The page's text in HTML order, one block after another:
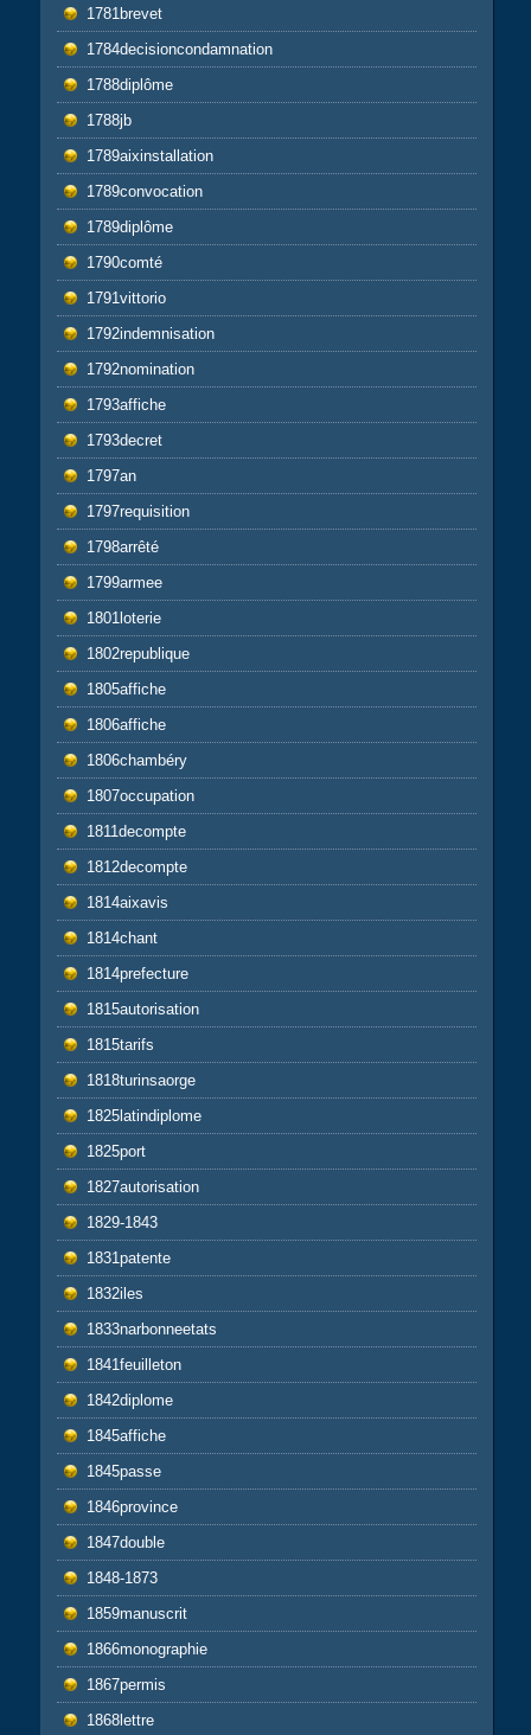
1781brevet
1784decisioncondamnation
1788diplôme
1788jb
1789aixinstallation
1789convocation
1789diplôme
1790comté
1791vittorio
1792indemnisation
1792nomination
1793affiche
1793decret
1797an
1797requisition
1798arrêté
1799armee
1801loterie
1802republique
1805affiche
1806affiche
1806chambéry
1807occupation
1811decompte
1812decompte
1814aixavis
1814chant
1814prefecture
1815autorisation
1815tarifs
1818turinsaorge
1825latindiplome
1825port
1827autorisation
1829-1843
1831patente
1832iles
1833narbonneetats
1841feuilleton
1842diplome
1845affiche
1845passe
1846province
1847double
1848-1873
1859manuscrit
1866monographie
1867permis
1868lettre